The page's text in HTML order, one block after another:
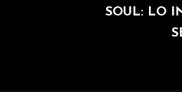
SIGUIENTE
SOUL: LO